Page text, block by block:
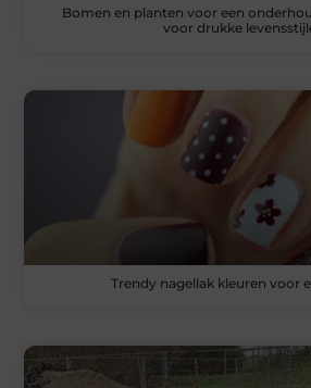
Bomen en planten voor een
voor drukke
Trendy nagellak kleuren voor